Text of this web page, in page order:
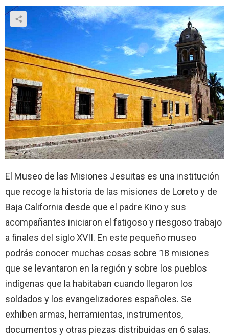
El Museo de las Misiones Jesuitas es una institución
que recoge la historia de las misiones de Loreto y de
Baja California desde que el padre Kino y sus
acompañantes iniciaron el fatigoso y riesgoso trabajo
a finales del siglo XVII. En este pequeño museo
podrás conocer muchas cosas sobre 18 misiones
que se levantaron en la región y sobre los pueblos
indígenas que la habitaban cuando llegaron los
soldados y los evangelizadores españoles. Se
exhiben armas, herramientas, instrumentos,
documentos y otras piezas distribuidas en 6 salas.